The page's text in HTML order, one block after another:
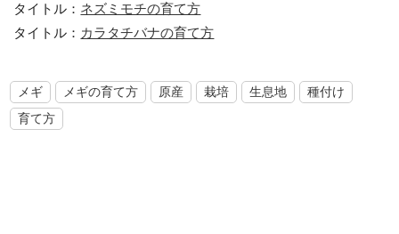
タイトル： ネズミモチの育て方
タイトル： カラタチバナの育て方
メギ メギの育て方 原産 栽培 生息地
種付け
育て方